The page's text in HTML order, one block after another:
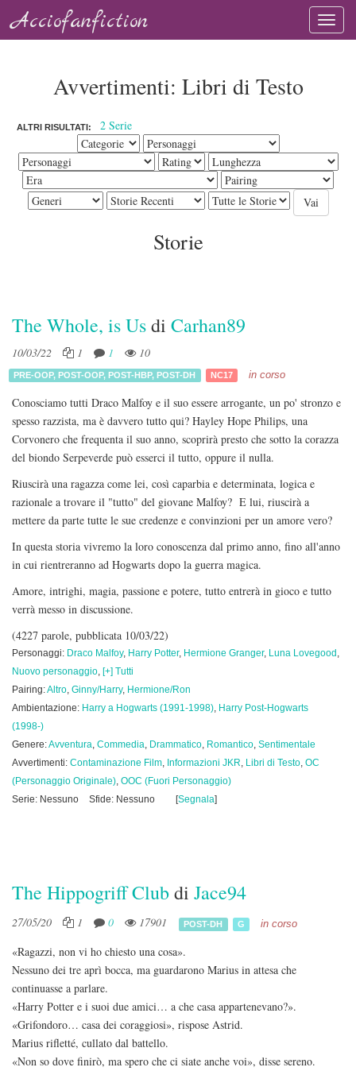
Acciofanfiction
Avvertimenti: Libri di Testo
ALTRI RISULTATI: 2 Serie
Storie
The Whole, is Usdi Carhan89
10/03/22 1 1 10
PRE-OOP,POST-OOP,POST-HBP,POST-DH NC17 in corso
Conosciamo tutti Draco Malfoy e il suo essere arrogante, un po' stronzo e
spesso razzista, ma è davvero tutto qui? Hayley Hope Philips, una
Corvonero che frequenta il suo anno, scoprirà presto che sotto la corazza
del biondo Serpeverde può esserci il tutto, oppure il nulla.
Riuscirà una ragazza come lei, così caparbia e determinata, logica e
razionale a trovare il "tutto" del giovane Malfoy? E lui, riuscirà a
mettere da parte tutte le sue credenze e convinzioni per un amore vero?
In questa storia vivremo la loro conoscenza dal primo anno, fino all'anno
in cui rientreranno ad Hogwarts dopo la guerra magica.
Amore, intrighi, magia, passione e potere, tutto entrerà in gioco e tutto
verrà messo in discussione.
(4227 parole, pubblicata 10/03/22)
Personaggi: Draco Malfoy, Harry Potter, Hermione Granger, Luna Lovegood ,
Nuovo personaggio, [+] Tutti
Pairing:Altro, Ginny/Harry, Hermione/Ron
Ambientazione: Harry a Hogwarts (1991-1998), Harry Post-Hogwarts
(1998-)
Genere:Avventura, Commedia, Drammatico, Romantico, Sentimentale
Avvertimenti: Contaminazione Film, Informazioni JKR, Libri di Testo, OC
(Personaggio Originale), OOC (Fuori Personaggio)
Serie: Nessuno
Sfide: Nessuno [Segnala]
The Hippogriff Clubdi Jace94
27/05/20 1 0 17901 POST-DH G in corso
«Ragazzi, non vi ho chiesto una cosa».
Nessuno dei tre aprì bocca, ma guardarono Marius in attesa che
continuasse a parlare.
«Harry Potter e i suoi due amici… a che casa appartenevano?».
«Grifondoro… casa dei coraggiosi», rispose Astrid.
Marius rifletté, cullato dal battello.
«Non so dove finirò, ma spero che ci siate anche voi», disse sereno.